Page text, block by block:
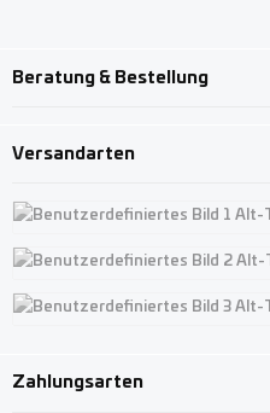
Beratung & Bestellung
Versandarten
Benutzerdefiniertes Bild 1
Benutzerdefiniertes Bild 2
Zahlungsarten